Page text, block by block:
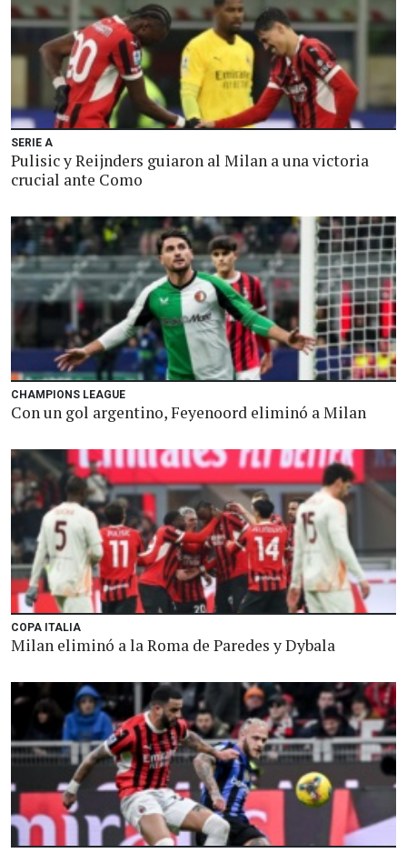
SERIE A
Pulisic y Reijnders guiaron al Milan a una victoria
crucial ante Como
CHAMPIONS LEAGUE
Con un gol argentino, Feyenoord eliminó a Milan
COPA ITALIA
Milan eliminó a la Roma de Paredes y Dybala